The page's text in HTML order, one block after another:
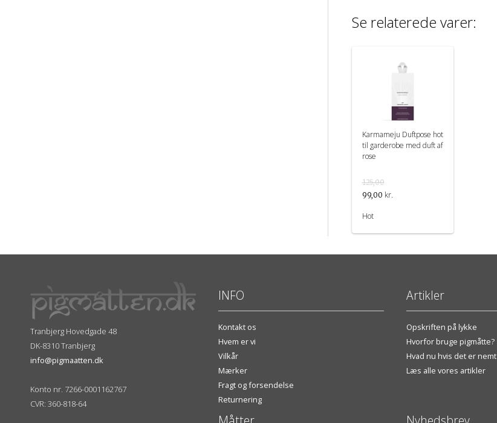
Se relaterede varer:
Karmameju Duftpose hot
til garderobe med duft af
rose
125,00
99,00 kr.
Hot
Tranbjerg Hovedgade 48
DK-8310 Tranbjerg
info@pigmaatten.dk
Konto nr. 7266-0001162767
CVR: 360-818-64
INFO
Kontakt os
Hvem er vi
Vilkår
Mærker
Fragt og forsendelse
Returnering
Artikler
Opskriften på lykke
Hvorfor bruge pigmåtte?
Hvad nu hvis det er nemt
Læs alle vores artikler